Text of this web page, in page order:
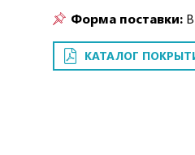
Форма поставки:
КАТАЛОГ